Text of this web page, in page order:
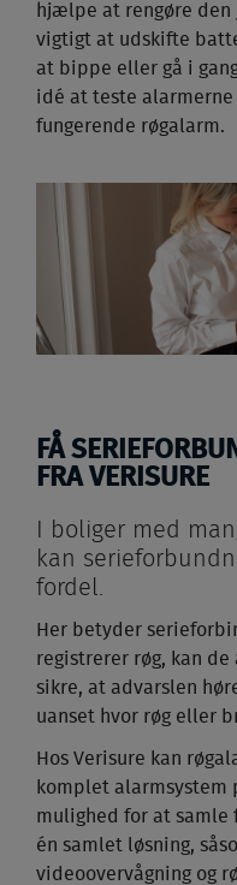
hjælpe at rengøre
vigtigt at udskifte
at bippe eller gå i
idé at teste
fungerende røgalarm.
FÅ
FRA VERISURE
I boliger med
kan
fordel.
Her betyder
registrerer røg, kan de
sikre, at advarslen
uanset hvor røg eller
Hos Verisure kan
komplet alarmsystem
mulighed for at samle
én samlet løsning,
videoovervågning og